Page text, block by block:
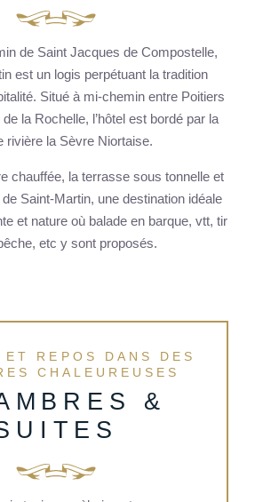
de Saint Jacques de Compostelle,
est un logis perpétuant la tradition
Situé à mi-chemin entre Poitiers
la Rochelle, l’hôtel est bordé par la
rivière la Sèvre Niortaise.
chauffée, la terrasse sous tonnelle et
Saint-Martin, une destination idéale
et nature où balade en barque, vtt, tir
etc y sont proposés.
ET REPOS DANS DES
CHALEUREUSES
&